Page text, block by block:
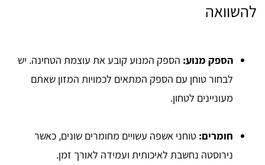
להשוואה
הספק מנוע: הספק המנוע קובע את עוצמת הטחינה. יש
לבחור טוחן עם הספק המתאים לכמויות המזון שאתם
מעוניינים לטחון.
חומרים: טוחני אשפה עשויים מחומרים שונים, כאשר
נירוסטה נחשבת לאיכותית ועמידה לאורך זמן.